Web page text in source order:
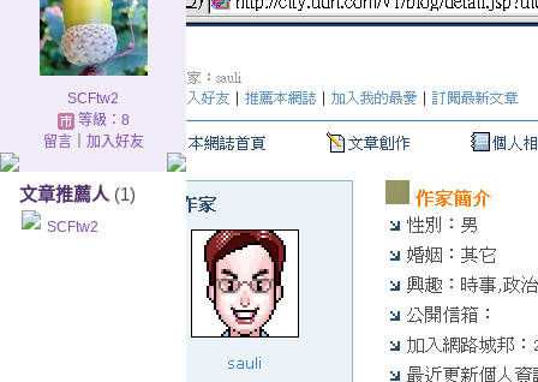
SCFtw2
等級：8
留言｜ 加入好友
文章推薦人 (1)
SCFtw2